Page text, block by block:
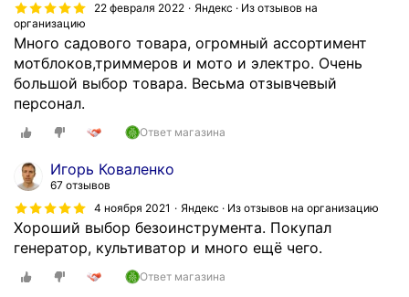
22 февраля 2022
Яндекс · Из отзывов на
организацию
Много садового товара, огромный ассортимент
мотблоков,триммеров и мото и электро. Очень
большой выбор товара. Весьма отзывчевый
персонал.
Ответ магазина
Игорь Коваленко
67 отзывов
4 ноября 2021
Яндекс · Из отзывов на организацию
Хороший выбор безоинструмента. Покупал
генератор, культиватор и много ещё чего.
Ответ магазина